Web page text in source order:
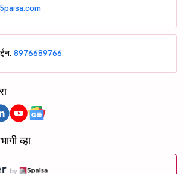
8976689766
व्हा